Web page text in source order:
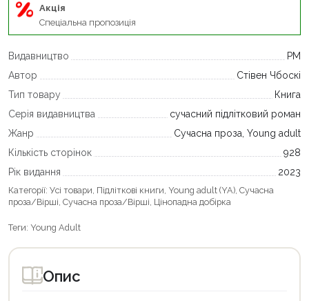
Акція
Спеціальна пропозиція
Видавництво
РМ
Автор
Стівен Чбоскі
Тип товару
Книга
Серія видавництва
сучасний підлітковий роман
Жанр
Сучасна проза, Young adult
Кількість сторінок
928
Рік видання
2023
Категорії: Усі товари Підліткові книги Young adult (YA) Сучасна
проза/Вірші Сучасна проза/Вірші Цінопадна добірка
Теги: Young Adult
Опис